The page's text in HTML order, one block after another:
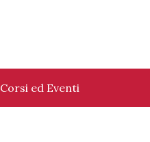
Corsi ed Eventi